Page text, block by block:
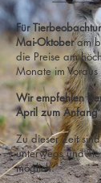
Für
Mai-Oktoberam
die Preise am
Monate im
Wir empfehlen
April zum Anfang
Zu dieser Zeit
unterwegs und
möglich.